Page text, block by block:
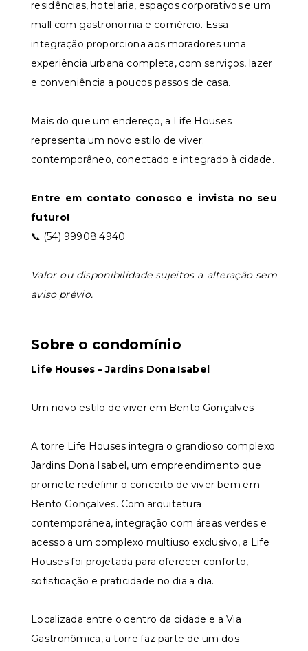
residências, hotelaria, espaços corporativos e um
mall com gastronomia e comércio. Essa
integração proporciona aos moradores uma
experiência urbana completa, com serviços, lazer
e conveniência a poucos passos de casa.
Mais do que um endereço, a Life Houses
representa um novo estilo de viver:
contemporâneo, conectado e integrado à cidade.
Entre em contato conosco e invista no seu
futuro!
📞 (54) 99908.4940
Valor ou disponibilidade sujeitos a alteração sem
aviso prévio.
Sobre o condomínio
Life Houses – Jardins Dona Isabel
Um novo estilo de viver em Bento Gonçalves
A torre Life Houses integra o grandioso complexo
Jardins Dona Isabel, um empreendimento que
promete redefinir o conceito de viver bem em
Bento Gonçalves. Com arquitetura
contemporânea, integração com áreas verdes e
acesso a um complexo multiuso exclusivo, a Life
Houses foi projetada para oferecer conforto,
sofisticação e praticidade no dia a dia.
Localizada entre o centro da cidade e a Via
Gastronômica, a torre faz parte de um dos